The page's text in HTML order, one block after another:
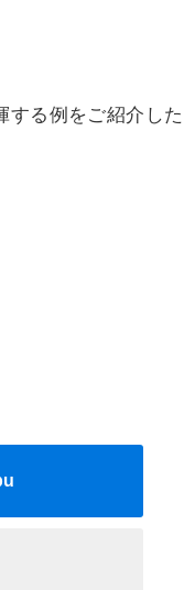
する例をご紹介した